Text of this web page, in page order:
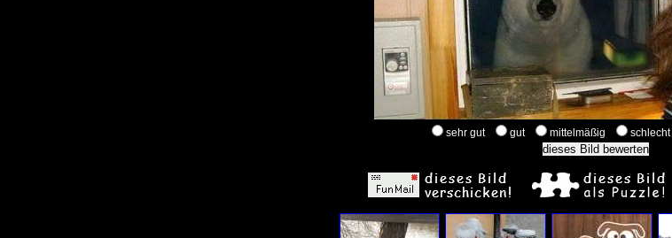
sehr gut gut mittelmäßig schlecht